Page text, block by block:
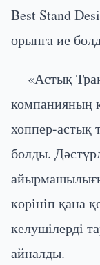
Best Stand
орынға ие
«Астық
компанияның
хоппер-астық
болды.
көрініп қана
келушілерді
айналды.